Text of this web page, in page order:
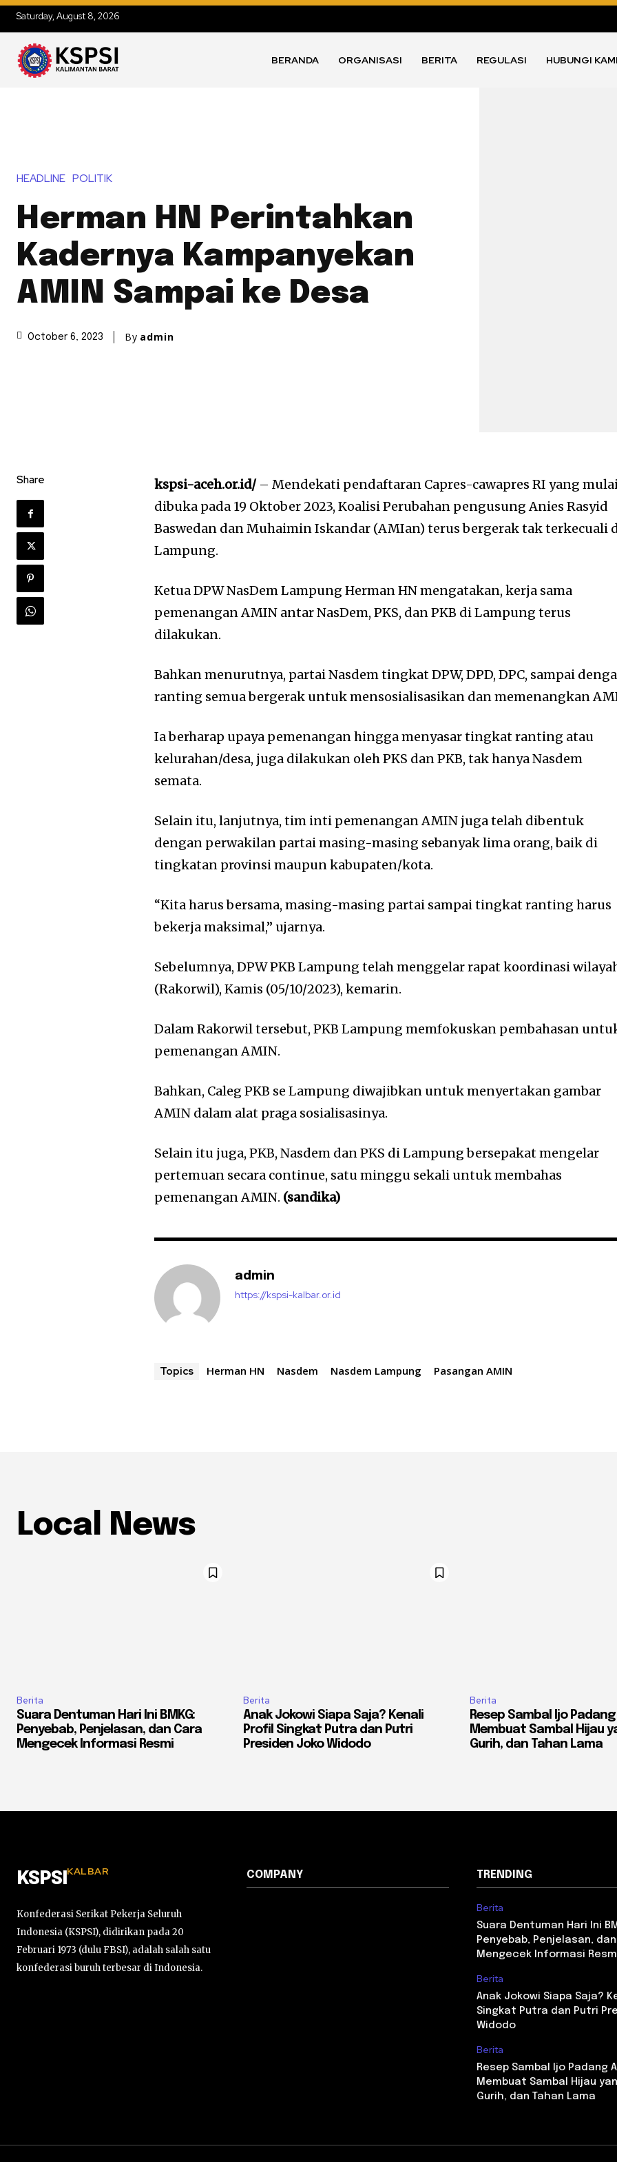
Saturday, August 8, 2026
BERANDA ORGANISASI BERITA REGULASI HUBUNGI
HEADLINE POLITIK
Herman HN Perintahkan
Kadernya Kampanyekan
AMIN Sampai ke Desa
October 6, 2023 By admin
Share kspsi-aceh.or.id/– Mendekati pendaftaran Capres-cawapres RI yang
dibuka pada 19 Oktober 2023, Koalisi Perubahan pengusung Anies Rasyid
Baswedan dan Muhaimin Iskandar (AMIan) terus bergerak tak terkecuali
Lampung.
Ketua DPW NasDem Lampung Herman HN mengatakan, kerja sama
pemenangan AMIN antar NasDem, PKS, dan PKB di Lampung terus
dilakukan.
Bahkan menurutnya, partai Nasdem tingkat DPW, DPD, DPC, sampai
ranting semua bergerak untuk mensosialisasikan dan memenangkan
Ia berharap upaya pemenangan hingga menyasar tingkat ranting atau
kelurahan/desa, juga dilakukan oleh PKS dan PKB, tak hanya Nasdem
semata.
Selain itu, lanjutnya, tim inti pemenangan AMIN juga telah dibentuk
dengan perwakilan partai masing-masing sebanyak lima orang, baik di
tingkatan provinsi maupun kabupaten/kota.
“Kita harus bersama, masing-masing partai sampai tingkat ranting harus
bekerja maksimal,” ujarnya.
Sebelumnya, DPW PKB Lampung telah menggelar rapat koordinasi
(Rakorwil), Kamis (05/10/2023), kemarin.
Dalam Rakorwil tersebut, PKB Lampung memfokuskan pembahasan
pemenangan AMIN.
Bahkan, Caleg PKB se Lampung diwajibkan untuk menyertakan gambar
AMIN dalam alat praga sosialisasinya.
Selain itu juga, PKB, Nasdem dan PKS di Lampung bersepakat mengelar
pertemuan secara continue, satu minggu sekali untuk membahas
pemenangan AMIN. (sandika)
admin
https://kspsi-kalbar.or.id
Topics Herman HN Nasdem Nasdem Lampung Pasangan AMIN
Local News
Berita
Suara Dentuman Hari Ini BMKG:
Penyebab, Penjelasan, dan Cara
Mengecek Informasi Resmi
Berita
Anak Jokowi Siapa Saja? Kenali
Profil Singkat Putra dan Putri
Presiden Joko Widodo
Berita
Resep Sambal Ijo
Membuat Sambal Hijau
Gurih, dan Tahan Lama
KSPSI KALBAR
Konfederasi Serikat Pekerja Seluruh
Indonesia (KSPSI), didirikan pada 20
Februari 1973 (dulu FBSI), adalah salah satu
konfederasi buruh terbesar di Indonesia.
COMPANY TRENDING
Berita
Suara Dentuman Hari Ini
Penyebab, Penjelasan,
Mengecek Informasi
Berita
Anak Jokowi Siapa Saja?
Singkat Putra dan Putri
Widodo
Berita
Resep Sambal Ijo Padang
Membuat Sambal Hijau
Gurih, dan Tahan Lama